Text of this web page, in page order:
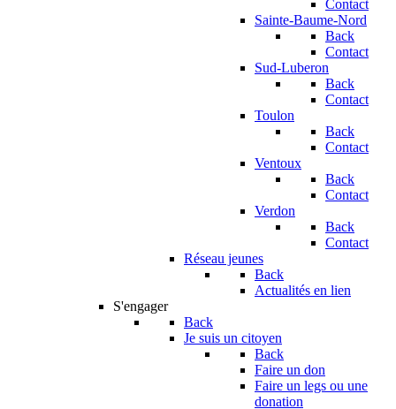
Contact
Sainte-Baume-Nord
Back
Contact
Sud-Luberon
Back
Contact
Toulon
Back
Contact
Ventoux
Back
Contact
Verdon
Back
Contact
Réseau jeunes
Back
Actualités en lien
S'engager
Back
Je suis un citoyen
Back
Faire un don
Faire un legs ou une
donation